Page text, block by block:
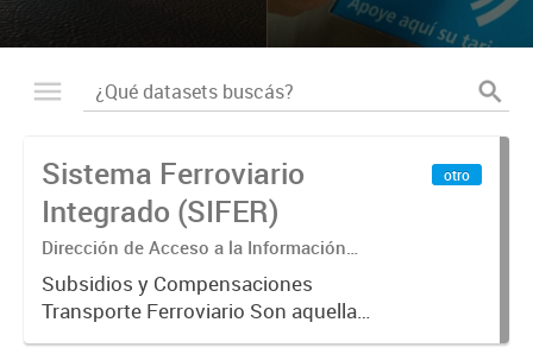
Sistema Ferroviario
Integrado (SIFER)
Dirección de Acceso a la Información
Pública y Transparencia
Subsidios y Compensaciones
Transporte Ferroviario Son aquellas
transferencias realizadas por la
otro